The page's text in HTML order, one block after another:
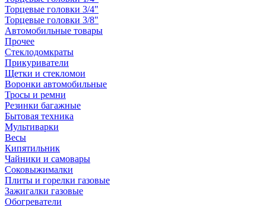
Торцевые головки 3/4"
Торцевые головки 3/8"
Автомобильные товары
Прочее
Стеклодомкраты
Прикуриватели
Щетки и стекломои
Воронки автомобильные
Тросы и ремни
Резинки багажные
Бытовая техника
Мультиварки
Весы
Кипятильник
Чайники и самовары
Соковыжималки
Плиты и горелки газовые
Зажигалки газовые
Обогреватели